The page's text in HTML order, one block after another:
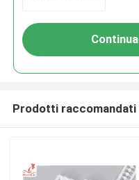
Continua
Prodotti raccomandati